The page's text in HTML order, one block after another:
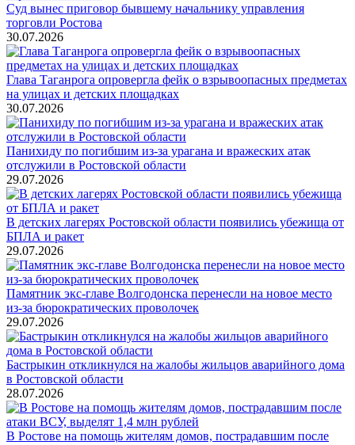
Суд вынес приговор бывшему начальнику управления
торговли Ростова
30.07.2026
Глава Таганрога опровергла фейк о взрывоопасных предметах
на улицах и детских площадках
30.07.2026
Панихиду по погибшим из-за урагана и вражеских атак
отслужили в Ростовской области
29.07.2026
В детских лагерях Ростовской области появились убежища от
БПЛА и ракет
29.07.2026
Памятник экс-главе Волгодонска перенесли на новое место
из-за бюрократических проволочек
29.07.2026
Бастрыкин откликнулся на жалобы жильцов аварийного дома
в Ростовской области
28.07.2026
В Ростове на помощь жителям домов, пострадавшим после